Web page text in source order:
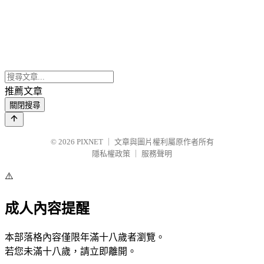
推薦文章
關閉搜尋
© 2026 PIXNET
文章與圖片權利屬原作者所有
隱私權政策
服務聲明
⚠️
成人內容提醒
本部落格內容僅限年滿十八歲者瀏覽。
若您未滿十八歲，請立即離開。